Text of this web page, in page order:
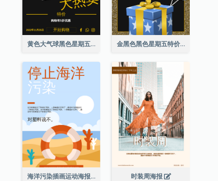
黄色大气球黑色星期五特价海报 金黑色黑色星期五特价海报
海洋污染插画运动海报 时装周海报